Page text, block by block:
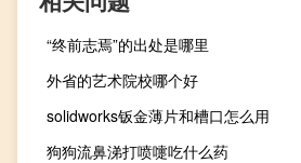
“终前志焉”的出处是哪里
外省的艺术院校哪个好
solidworks钣金薄片和槽口怎么用
狗狗流鼻涕打喷嚏吃什么药